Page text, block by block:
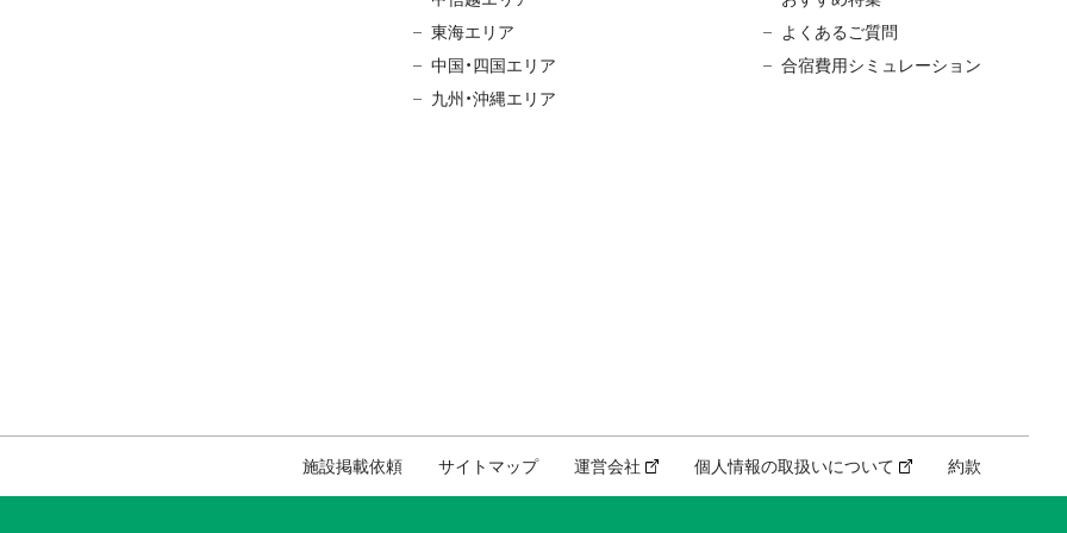
東海エリア
中国・四国エリア
九州・沖縄エリア
よくあるご質問
合宿費用シミュレーション
施設掲載依頼 サイトマップ 運営会社 個人情報の取扱いについて 約款